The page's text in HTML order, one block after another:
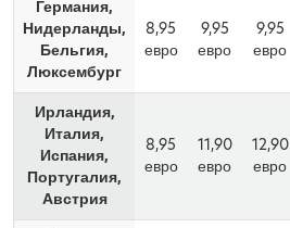
Германия,
Нидерланды,
Бельгия,
Люксембург
8,95
евро
9,95
евро
9,95
евро
Ирландия,
Италия,
Испания,
Португалия,
Австрия
8,95
евро
11,90
евро
12,90
евро